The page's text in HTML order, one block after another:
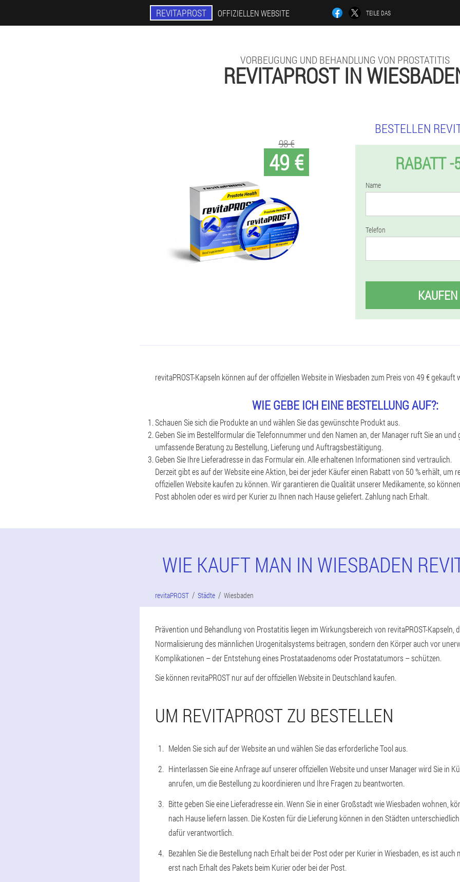
REVITAPROST OFFIZIELLEN WEBSITE TEILE DAS
VORBEUGUNG UND BEHANDLUNG VON PROSTATITIS
REVITAPROST IN
49 €
98 €
BESTELLEN
RABATT -
Name
Telefon
KAUFEN
revitaPROST-Kapseln können auf der offiziellen Website in Wiesbaden zum Preis von 49 € gekauft
WIE GEBE ICH EINE BESTELLUNG AUF?:
Schauen Sie sich die Produkte an und wählen Sie das gewünschte Produkt aus.
Geben Sie im Bestellformular die Telefonnummer und den Namen an, der Manager ruft Sie an und
umfassende Beratung zu Bestellung, Lieferung und Auftragsbestätigung.
Geben Sie Ihre Lieferadresse in das Formular ein. Alle erhaltenen Informationen sind vertraulich.
Derzeit gibt es auf der Website eine Aktion, bei der jeder Käufer einen Rabatt von 50 % erhält, um
offiziellen Website kaufen zu können. Wir garantieren die Qualität unserer Medikamente, so
Post abholen oder es wird per Kurier zu Ihnen nach Hause geliefert. Zahlung nach Erhalt.
WIE KAUFT MAN IN WIESBADEN
revitaPROST Städte Wiesbaden
Prävention und Behandlung von Prostatitis liegen im Wirkungsbereich von revitaPROST-Kapseln,
Normalisierung des männlichen Urogenitalsystems beitragen, sondern den Körper auch vor
Komplikationen – der Entstehung eines Prostataadenoms oder Prostatatumors – schützen.
Sie können revitaPROST nur auf der offiziellen Website in Deutschland kaufen.
UM REVITAPROST ZU BESTELLEN
Melden Sie sich auf der Website an und wählen Sie das erforderliche Tool aus.
Hinterlassen Sie eine Anfrage auf unserer offiziellen Website und unser Manager wird Sie in
anrufen, um die Bestellung zu koordinieren und Ihre Fragen zu beantworten.
Bitte geben Sie eine Lieferadresse ein. Wenn Sie in einer Großstadt wie Wiesbaden wohnen,
nach Hause liefern lassen. Die Kosten für die Lieferung können in den Städten
dafür verantwortlich.
Bezahlen Sie die Bestellung nach Erhalt bei der Post oder per Kurier in Wiesbaden, es ist auch
erst nach Erhalt des Pakets beim Kurier oder bei der Post.